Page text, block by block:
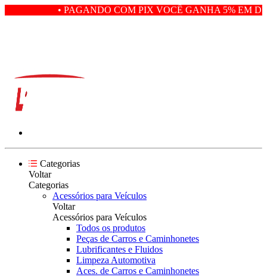
• PAGANDO COM PIX VOCÊ GANHA 5% EM
Categorias
Voltar
Categorias
Acessórios para Veículos
Voltar
Acessórios para Veículos
Todos os produtos
Peças de Carros e Caminhonetes
Lubrificantes e Fluidos
Limpeza Automotiva
Aces. de Carros e Caminhonetes